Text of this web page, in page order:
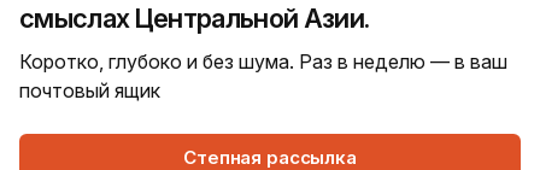
смыслах Центральной Азии.
Коротко, глубоко и без шума. Раз в неделю — в ваш
почтовый ящик
Степная рассылка